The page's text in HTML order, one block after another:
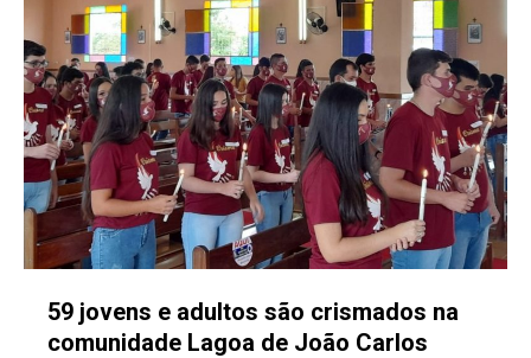
59 jovens e adultos são crismados na
comunidade Lagoa de João Carlos